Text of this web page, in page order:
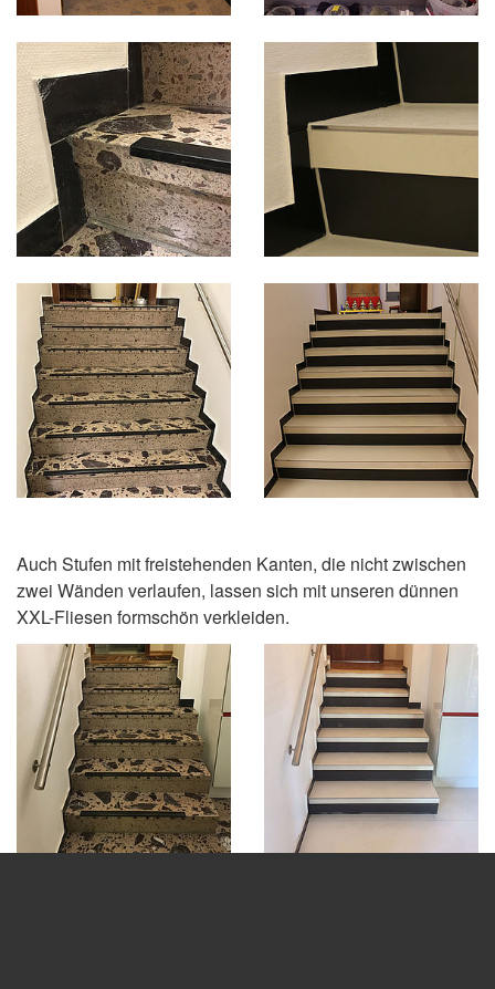
Auch Stufen mit freistehenden Kanten, die nicht zwischen
zwei Wänden verlaufen, lassen sich mit unseren dünnen
XXL-Fliesen formschön verkleiden.